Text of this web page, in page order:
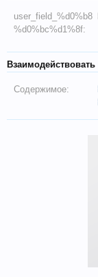
user_field_%d0%b8
%d0%bc%d1%8f:
Взаимодействовать
Содержимое: